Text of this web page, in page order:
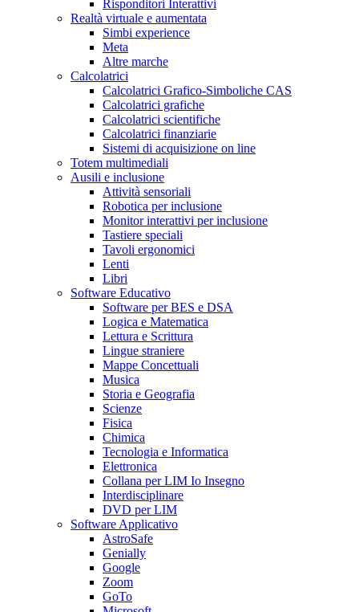
Risponditori Interattivi
Realtà virtuale e aumentata
Simbi experience
Meta
Altre marche
Calcolatrici
Calcolatrici Grafico-Simboliche CAS
Calcolatrici grafiche
Calcolatrici scientifiche
Calcolatrici finanziarie
Sistemi di acquisizione on line
Totem multimediali
Ausili e inclusione
Attività sensoriali
Robotica per inclusione
Monitor interattivi per inclusione
Tastiere speciali
Tavoli ergonomici
Lenti
Libri
Software Educativo
Software per BES e DSA
Logica e Matematica
Lettura e Scrittura
Lingue straniere
Mappe Concettuali
Musica
Storia e Geografia
Scienze
Fisica
Chimica
Tecnologia e Informatica
Elettronica
Collana per LIM Io Insegno
Interdisciplinare
DVD per LIM
Software Applicativo
AstroSafe
Genially
Google
Zoom
GoTo